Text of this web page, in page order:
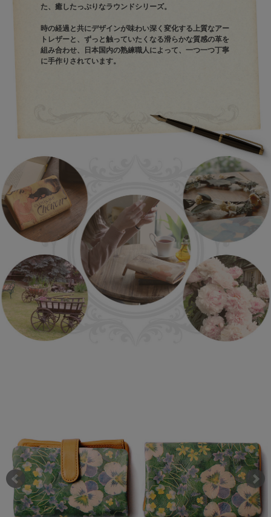
た、癒したっぷりなラウンドシリーズ。
時の経過と共にデザインが味わい深く変化する上質なアー
トレザーと、ずっと触っていたくなる滑らかな質感の革を
組み合わせ、日本国内の熟練職人によって、一つ一つ丁寧
に手作りされています。